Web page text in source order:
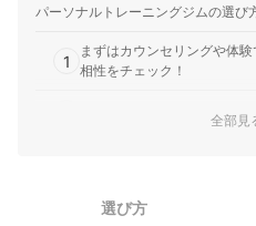
パーソナルトレーニングジムの選び
1
まずはカウンセリングや体
相性をチェック！
目的や通いたい期間に合わせ
手ぶらで通いたい人は、レ
全部見
選び方